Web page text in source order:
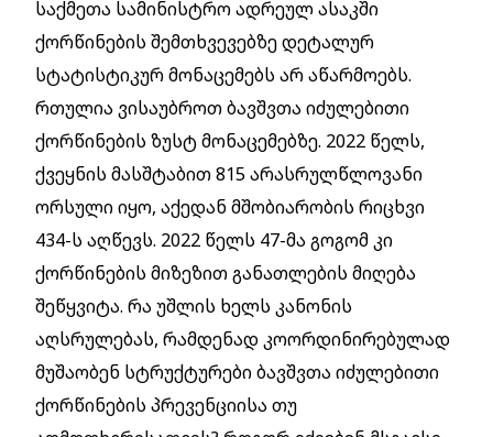
საქმეთა სამინისტრო ადრეულ ასაკში
ქორწინების შემთხვევებზე დეტალურ
სტატისტიკურ მონაცემებს არ აწარმოებს.
რთულია ვისაუბროთ ბავშვთა იძულებითი
ქორწინების ზუსტ მონაცემებზე. 2022 წელს,
ქვეყნის მასშტაბით 815 არასრულწლოვანი
ორსული იყო, აქედან მშობიარობის რიცხვი
434-ს აღწევს. 2022 წელს 47-მა გოგომ კი
ქორწინების მიზეზით განათლების მიღება
შეწყვიტა. რა უშლის ხელს კანონის
აღსრულებას, რამდენად კოორდინირებულად
მუშაობენ სტრუქტურები ბავშვთა იძულებითი
ქორწინების პრევენციისა თუ